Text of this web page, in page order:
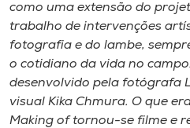
como uma extensão do
trabalho de intervenções
fotografia e do lambe,
o cotidiano da vida no
desenvolvido pela fotógrafa
visual Kika Chmura. O que
Making of tornou-se filme e